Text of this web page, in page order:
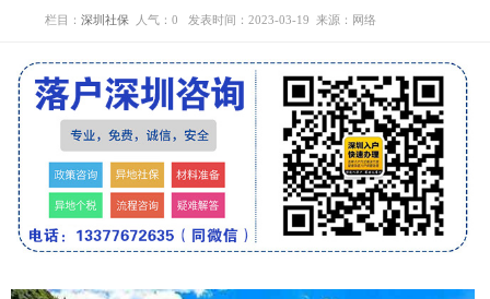
栏目： 深圳社保 人气： 0 发表时间：2023-03-19 来源：网络